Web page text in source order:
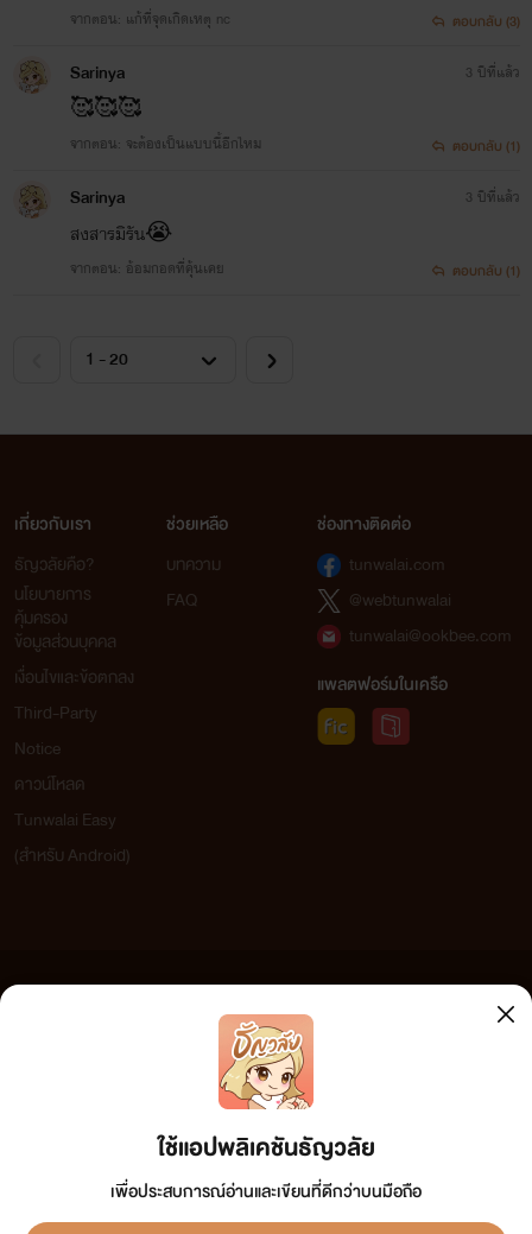
จากตอน: แก้ที่จุดเกิดเหตุ nc ตอบกลับ (3)
Sarinya
🥰🥰🥰
จากตอน: จะต้องเป็นแบบนี้อีกไหม
3 ปีที่แล้ว
ตอบกลับ (1)
Sarinya
สงสารมิรัน😭
จากตอน: อ้อมกอดที่คุ้นเคย
3 ปีที่แล้ว
ตอบกลับ (1)
ใช้แอปพลิเคชันธัญวลัย
เพื่อประสบการณ์อ่านและเขียนที่ดีกว่าบนมือถือ
เกี่ยวกับเรา
ธัญวลัยคือ?
นโยบายการ
คุ้มครอง
ข้อมูลส่วนบุคคล
เงื่อนไขและข้อตกลง
Third-Party
Notice
ดาวน์โหลด
Tunwalai Easy
(สำหรับ Android)
ช่วยเหลือ
บทความ
FAQ
ช่องทางติดต่อ
tunwalai.com
@webtunwalai
tunwalai@ookbee.com
แพลตฟอร์มในเครือ
เว็บไซต์แห่งนี้ไม่ได้เห็นด้วยและไม่ขอรับผิดชอบต่อข้อความใดๆ ทั้งสิ้น ดังนั้นผู้อ่านทุกท่านโปรดใช้
วิจารณญาณในการกลั่นกรองด้วยตนเอง และหากท่านพบข้อความใดๆ ที่ขัดต่อกฎหมายและศีลธรรม
กรุณาแจ้งมาที่ tunwalai@ookbee.com เพื่อทีมงานจะได้ดำเนินการในทันที ทั้งนี้ ทางเว็บไซต์ขอสงวน
ลิขสิทธิ์ตามพระราชบัญญัติลิขสิทธิ์ (ฉบับเพิ่มเติม) พ.ศ.2558